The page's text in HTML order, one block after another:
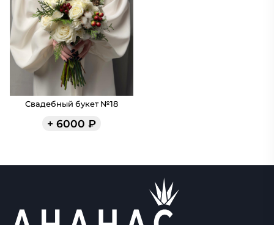
Свадебный букет №18
+ 6000 ₽